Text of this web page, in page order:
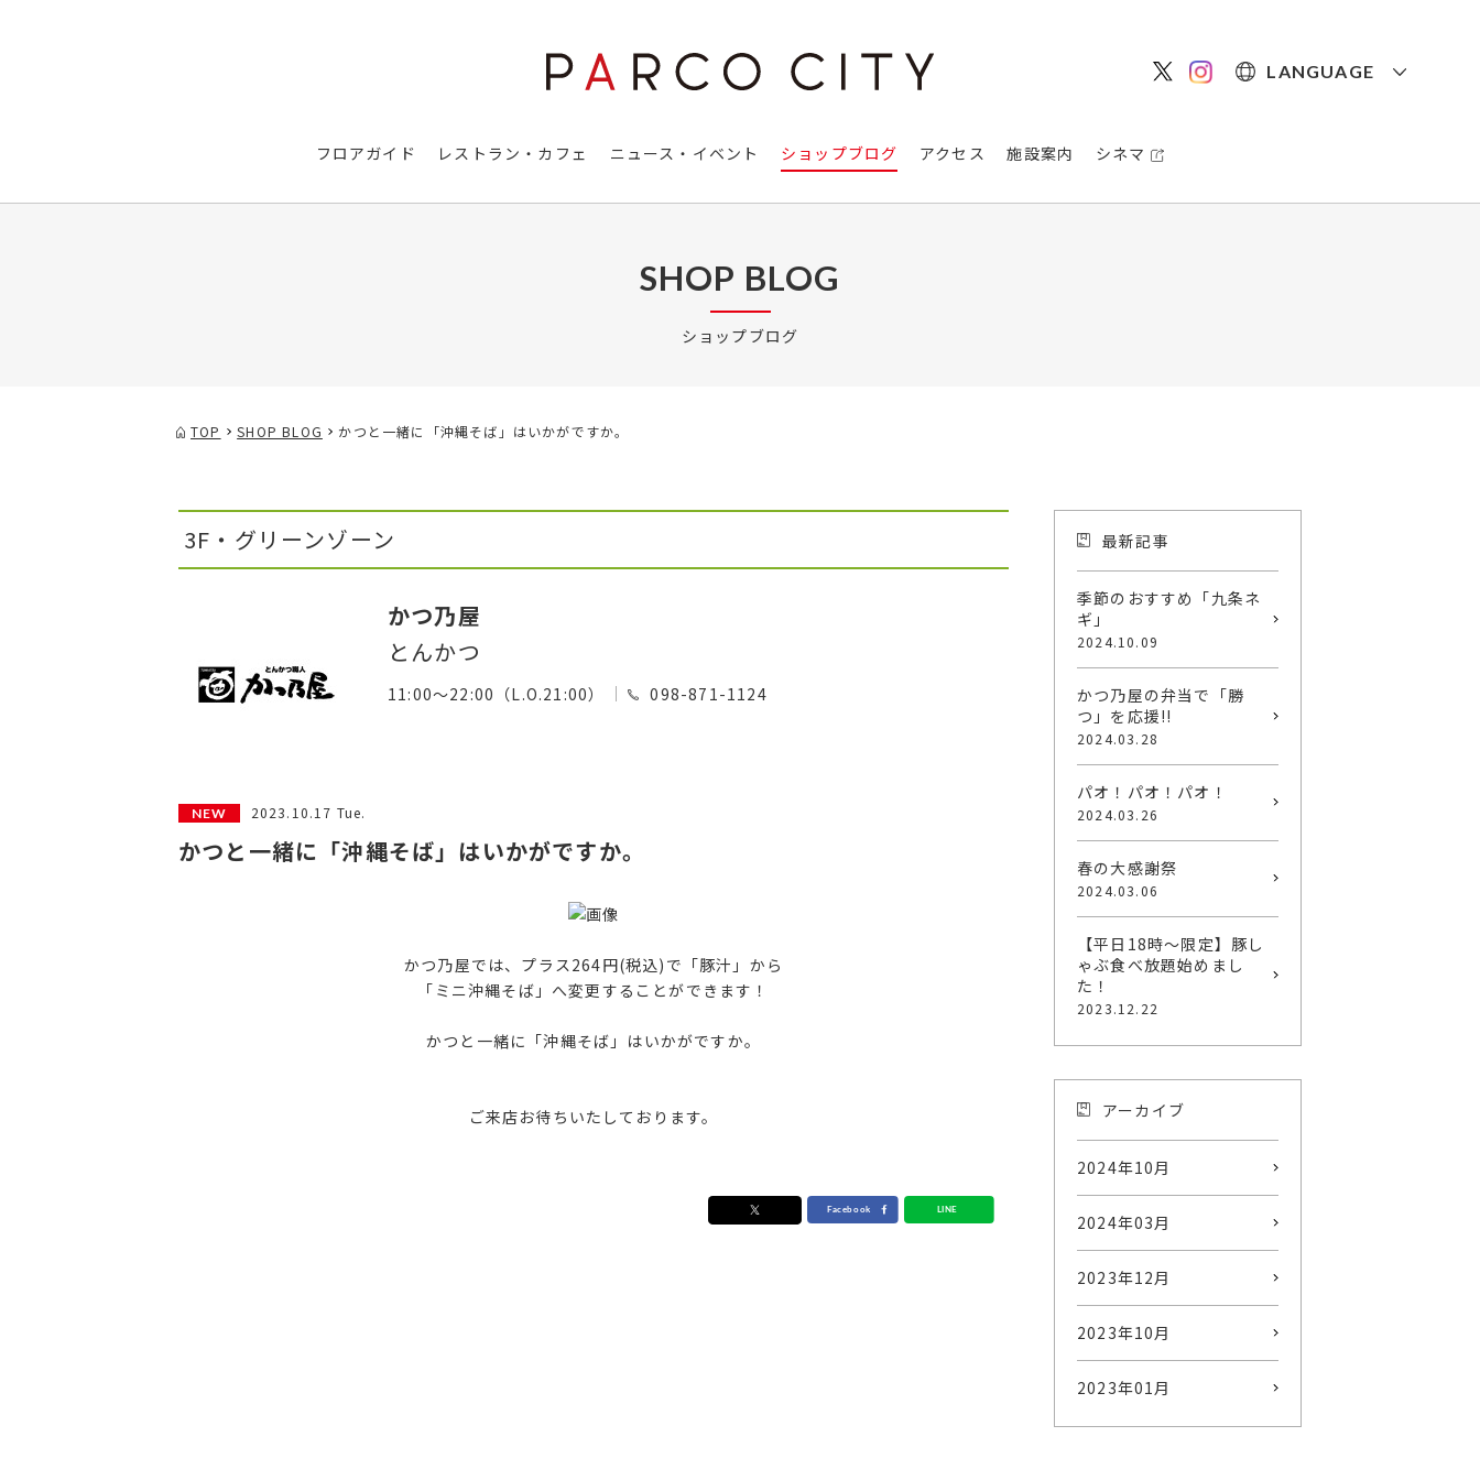
LANGUAGE
フロアガイド レストラン・カフェ ニュース・イベント ショップブログ アクセス 施設案内 シネマ
SHOP BLOG
ショップブログ
TOP SHOP BLOG かつと一緒に「沖縄そば」はいかがですか。
3F・グリーンゾーン
かつ乃屋
とんかつ
11:00～22:00（L.O.21:00） 098-871-1124
2023.10.17 Tue.
かつと一緒に「沖縄そば」はいかがですか。
かつ乃屋では、プラス264円(税込)で「豚汁」から
「ミニ沖縄そば」へ変更することができます！
かつと一緒に「沖縄そば」はいかがですか。
ご来店お待ちいたしております。
最新記事
季節のおすすめ「九条ネ
ギ」
2024.10.09
かつ乃屋の弁当で「勝
つ」を応援!!
2024.03.28
パオ！パオ！パオ！
2024.03.26
春の大感謝祭
2024.03.06
【平日18時～限定】豚し
ゃぶ食べ放題始めまし
た！
2023.12.22
アーカイブ
2024年10月
2024年03月
2023年12月
2023年10月
2023年01月